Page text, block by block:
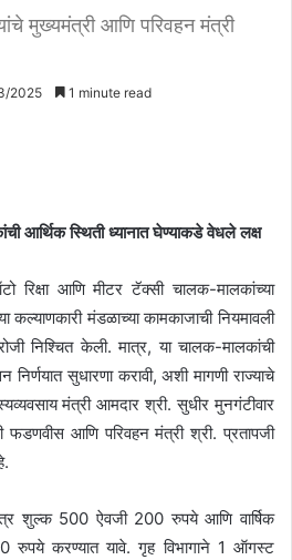
मुख्यमंत्री आणि परिवहन मंत्री
2025 1 minute read
आर्थिक स्थिती ध्यानात घेण्याकडे वेधले लक्ष
रिक्षा आणि मीटर टॅक्सी चालक-मालकांच्या
कल्याणकारी मंडळाच्या कामकाजाची नियमावली
निश्चित केली. मात्र, या चालक-मालकांची
सुधारणा करावी, अशी मागणी राज्याचे
मंत्री आमदार श्री. सुधीर मुनगंटीवार
फडणवीस आणि परिवहन मंत्री श्री. प्रतापजी
शुल्क 500 ऐवजी 200 रुपये आणि वार्षिक
करण्यात यावे. गृह विभागाने 1 ऑगस्ट